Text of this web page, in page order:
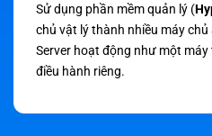
Sử dụng phần mềm quản lý (
chủ vật lý thành nhiều máy chủ
Server hoạt động như một
điều hành riêng.